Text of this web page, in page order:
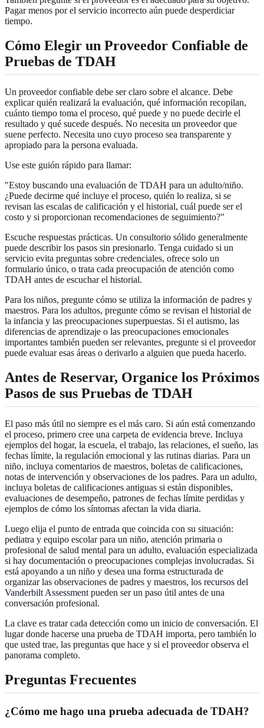
Pagar menos por el servicio incorrecto aún puede desperdiciar
tiempo.
Cómo Elegir un Proveedor Confiable de
Pruebas de TDAH
Un proveedor confiable debe ser claro sobre el alcance. Debe
explicar quién realizará la evaluación, qué información recopilan,
cuánto tiempo toma el proceso, qué puede y no puede decirle el
resultado y qué sucede después. No necesita un proveedor que
suene perfecto. Necesita uno cuyo proceso sea transparente y
apropiado para la persona evaluada.
Use este guión rápido para llamar:
"Estoy buscando una evaluación de TDAH para un adulto/niño.
¿Puede decirme qué incluye el proceso, quién lo realiza, si se
revisan las escalas de calificación y el historial, cuál puede ser el
costo y si proporcionan recomendaciones de seguimiento?"
Escuche respuestas prácticas. Un consultorio sólido generalmente
puede describir los pasos sin presionarlo. Tenga cuidado si un
servicio evita preguntas sobre credenciales, ofrece solo un
formulario único, o trata cada preocupación de atención como
TDAH antes de escuchar el historial.
Para los niños, pregunte cómo se utiliza la información de padres y
maestros. Para los adultos, pregunte cómo se revisan el historial de
la infancia y las preocupaciones superpuestas. Si el autismo, las
diferencias de aprendizaje o las preocupaciones emocionales
importantes también pueden ser relevantes, pregunte si el proveedor
puede evaluar esas áreas o derivarlo a alguien que pueda hacerlo.
Antes de Reservar, Organice los Próximos
Pasos de sus Pruebas de TDAH
El paso más útil no siempre es el más caro. Si aún está comenzando
el proceso, primero cree una carpeta de evidencia breve. Incluya
ejemplos del hogar, la escuela, el trabajo, las relaciones, el sueño, las
fechas límite, la regulación emocional y las rutinas diarias. Para un
niño, incluya comentarios de maestros, boletas de calificaciones,
notas de intervención y observaciones de los padres. Para un adulto,
incluya boletas de calificaciones antiguas si están disponibles,
evaluaciones de desempeño, patrones de fechas límite perdidas y
ejemplos de cómo los síntomas afectan la vida diaria.
Luego elija el punto de entrada que coincida con su situación:
pediatra y equipo escolar para un niño, atención primaria o
profesional de salud mental para un adulto, evaluación especializada
si hay documentación o preocupaciones complejas involucradas. Si
está apoyando a un niño y desea una forma estructurada de
organizar las observaciones de padres y maestros, los recursos del
Vanderbilt Assessment pueden ser un paso útil antes de una
conversación profesional.
La clave es tratar cada detección como un inicio de conversación. El
lugar donde hacerse una prueba de TDAH importa, pero también lo
que usted trae, las preguntas que hace y si el proveedor observa el
panorama completo.
Preguntas Frecuentes
¿Cómo me hago una prueba adecuada de TDAH?